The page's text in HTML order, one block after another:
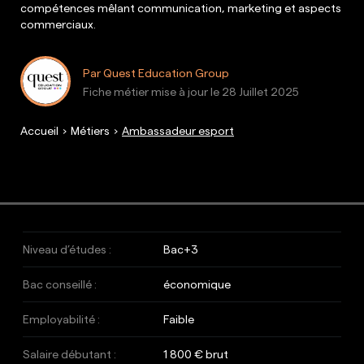
compétences mêlant communication, marketing et aspects
commerciaux.
Par Quest Education Group
Fiche métier mise à jour le 28 Juillet 2025
Accueil Métiers Ambassadeur esport
Niveau d’études : Bac+3
Bac conseillé : économique
Employabilité : Faible
Salaire débutant : 1 800 € brut